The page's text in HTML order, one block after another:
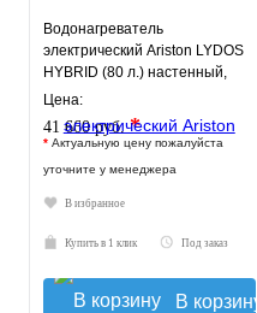
Водонагреватель
электрический Ariston LYDOS
HYBRID (80 л.) настенный,
ТЭН 1,2 кВт.
Цена:
41 660 руб.*
* Актуальную цену пожалуйста
уточните у менеджера
В избранное
Купить в 1 клик Под заказ
В корзину